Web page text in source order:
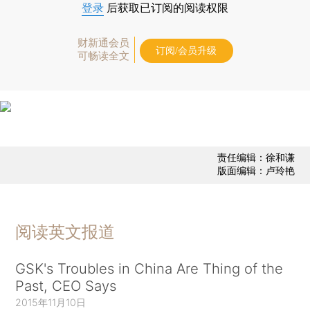
登录 后获取已订阅的阅读权限
财新通会员
可畅读全文
订阅/会员升级
责任编辑：徐和谦
版面编辑：卢玲艳
阅读英文报道
GSK's Troubles in China Are Thing of the
Past, CEO Says
2015年11月10日